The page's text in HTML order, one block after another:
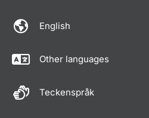
English
Other languages
Teckenspråk